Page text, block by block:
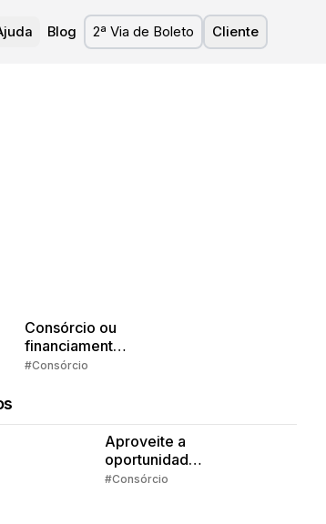
Blog 2ª Via de Boleto Cliente
Consórcio ou
financiamento?
Quem pensa
#Consórcio
Aproveite a
oportunidade
da isenção de
#Consórcio